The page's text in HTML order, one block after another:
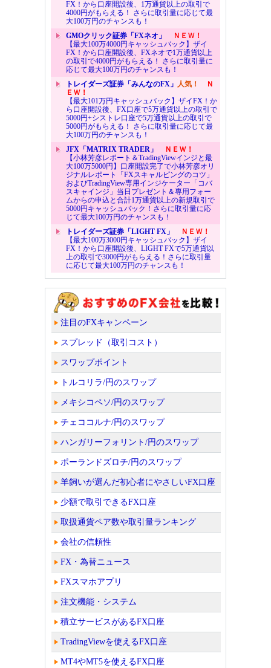
FX！から口座開設後、1万通貨以上の取引で
4000円がもらえる！ さらに取引量に応じて最
大100万円のチャンスも！
GMOクリック証券「FXネオ」
ＮＥＷ！
【最大100万4000円キャッシュバック】ザイ
FX！から口座開設後、FXネオで1万通貨以上
の取引で4000円がもらえる！ さらに取引量に
応じて最大100万円のチャンスも！
トレイダーズ証券「みんなのFX」 人気！
Ｎ
ＥＷ！
【最大101万円キャッシュバック】ザイFX！か
ら口座開設後、FX口座で5万通貨以上の取引で
5000円+シストレ口座で5万通貨以上の取引で
5000円がもらえる！ さらに取引量に応じて最
大100万円のチャンスも！
JFX「MATRIX TRADER」
ＮＥＷ！
【小林芳彦レポート＆TradingViewインジと最
大100万5000円】口座開設完了で小林芳彦オリ
ジナルレポート「FXスキャルピングのコツ」
およびTradingView専用インジケーター「コバ
スキャインジ」当日プレゼント＆専用フォー
ムからの申込と合計1万通貨以上の新規取引で
5000円キャッシュバック！さらに取引量に応
じて最大100万円のチャンスも！
トレイダーズ証券「LIGHT FX」
ＮＥＷ！
【最大100万3000円キャッシュバック】ザイ
FX！から口座開設後、LIGHT FXで5万通貨以
上の取引で3000円がもらえる！さらに取引量
に応じて最大100万円のチャンスも！
注目のFXキャンペーン
スプレッド（取引コスト）
スワップポイント
トルコリラ/円のスワップ
メキシコペソ/円のスワップ
チェココルナ/円のスワップ
ハンガリーフォリント/円のスワップ
ポーランドズロチ/円のスワップ
羊飼いが選んだ初心者にやさしいFX口座
少額で取引できるFX口座
取扱通貨ペア数や取引量ランキング
会社の信頼性
FX・為替ニュース
FXスマホアプリ
注文機能・システム
積立サービスがあるFX口座
TradingViewを使えるFX口座
MT4やMT5を使えるFX口座